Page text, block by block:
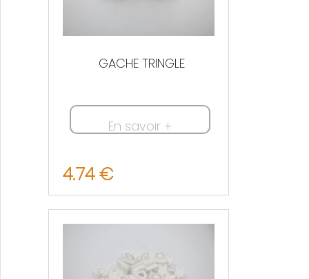
GACHE TRINGLE
En savoir +
4.74 €
Nous contacter